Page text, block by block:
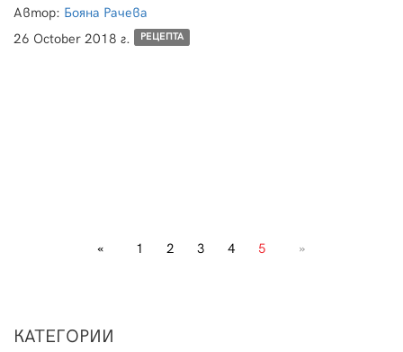
Автор: Бояна Рачева
26 October 2018 г.
РЕЦЕПТА
« 1 2 3 4 5 »
КАТЕГОРИИ